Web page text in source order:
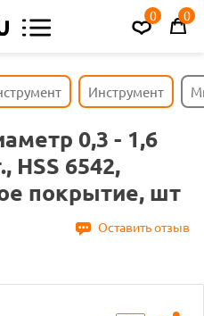
0 0
Инструмент
0,3 - 1,6
HSS 6542,
покрытие, шт
Оставить отзыв